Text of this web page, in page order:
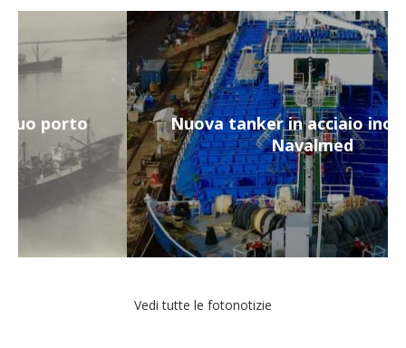
Nuova tanker in acciaio inox per la
Navalmed
Vedi tutte le fotonotizie